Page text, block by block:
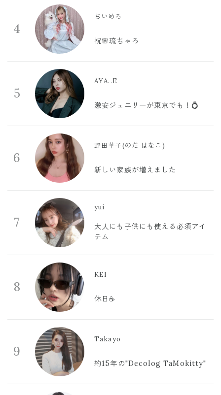
4
ちいめろ
祝🌸琉ちゃろ
5
AYA..E
激安ジュエリーが東京でも！💍
6
野田華子(のだ はなこ)
新しい家族が増えました
7
yui
大人にも子供にも使える必須アイ
テム
8
KEI
休日☕️
9
Takayo
約15年の"Decolog TaMokitty"